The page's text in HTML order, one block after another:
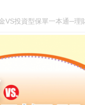
VS投資型保單一本通─理